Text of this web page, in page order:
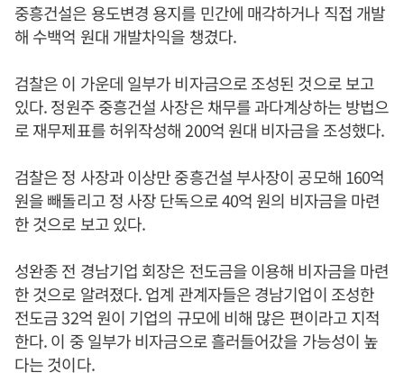
중흥건설은 용도변경 용지를 민간에 매각하거나 직접 개발
해 수백억 원대 개발차익을 챙겼다.
검찰은 이 가운데 일부가 비자금으로 조성된 것으로 보고
있다. 정원주 중흥건설 사장은 채무를 과다계상하는 방법으
로 재무제표를 허위작성해 200억 원대 비자금을 조성했다.
검찰은 정 사장과 이상만 중흥건설 부사장이 공모해 160억
원을 빼돌리고 정 사장 단독으로 40억 원의 비자금을 마련
한 것으로 보고 있다.
성완종 전 경남기업 회장은 전도금을 이용해 비자금을 마련
한 것으로 알려졌다. 업계 관계자들은 경남기업이 조성한
전도금 32억 원이 기업의 규모에 비해 많은 편이라고 지적
한다. 이 중 일부가 비자금으로 흘러들어갔을 가능성이 높
다는 것이다.